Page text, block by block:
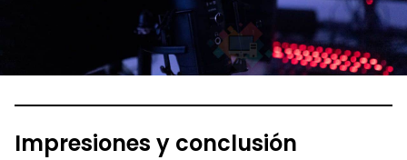
Impresiones y conclusión